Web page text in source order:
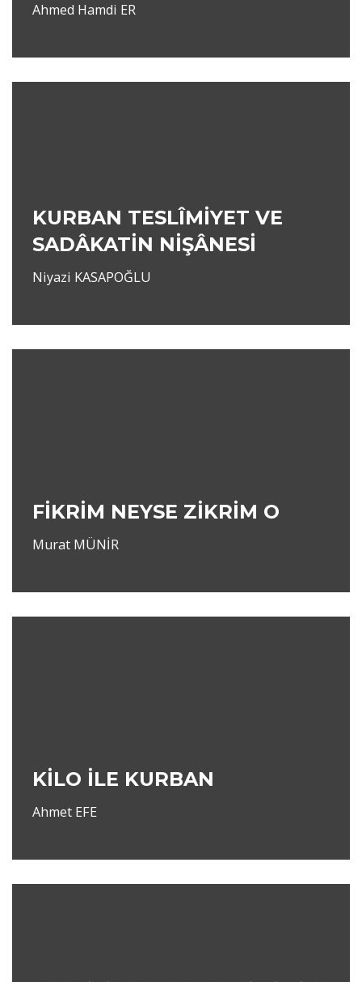
Ahmed Hamdi ER
KURBAN TESLÎMİYET VE
SADÂKATİN NİŞÂNESİ
Niyazi KASAPOĞLU
FİKRİM NEYSE ZİKRİM O
Murat MÜNİR
KİLO İLE KURBAN
Ahmet EFE